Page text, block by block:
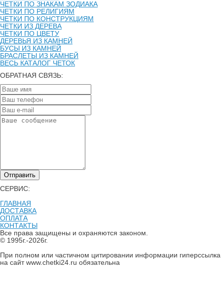
ЧЕТКИ ПО ЗНАКАМ ЗОДИАКА
ЧЕТКИ ПО РЕЛИГИЯМ
ЧЕТКИ ПО КОНСТРУКЦИЯМ
ЧЕТКИ ИЗ ДЕРЕВА
ЧЕТКИ ПО ЦВЕТУ
ДЕРЕВЬЯ ИЗ КАМНЕЙ
БУСЫ ИЗ КАМНЕЙ
БРАСЛЕТЫ ИЗ КАМНЕЙ
ВЕСЬ КАТАЛОГ ЧЕТОК
ОБРАТНАЯ СВЯЗЬ:
Отправить
СЕРВИС:
ГЛАВНАЯ
ДОСТАВКА
ОПЛАТА
КОНТАКТЫ
Все права защищены и охраняются законом.
© 1995г.-2026г.
При полном или частичном цитировании информации гиперссылка
на сайт www.chetki24.ru обязательна